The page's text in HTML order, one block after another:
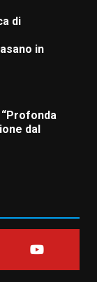
di
in
“Profonda
dal
di arma